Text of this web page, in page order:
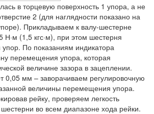
в торцевую поверхность 1 упора, а не
2 (для наглядности показано на
Прикладываем к валу-шестерне
Н·м (1,5 кгс·м), при этом шестерня
упор. По показаниям индикатора
перемещения упора, которая
величине зазора в зацеплении.
0,05 мм – заворачиваем регулировочную
величины перемещения упора.
рейку, проверяем легкость
во всем диапазоне хода рейки.